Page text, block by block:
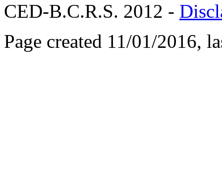
CED-B.C.R.S. 2012 -
Page created 11/01/2016,